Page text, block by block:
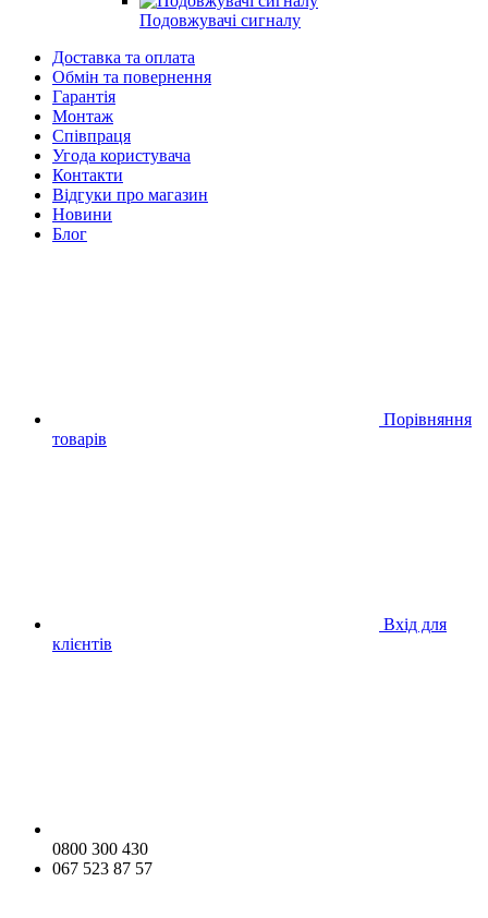
Подовжувачі сигналу
Доставка та оплата
Обмін та повернення
Гарантія
Монтаж
Співпраця
Угода користувача
Контакти
Відгуки про магазин
Новини
Блог
Порівняння
товарів
Вхід для
клієнтів
0800 300 430
067 523 87 57